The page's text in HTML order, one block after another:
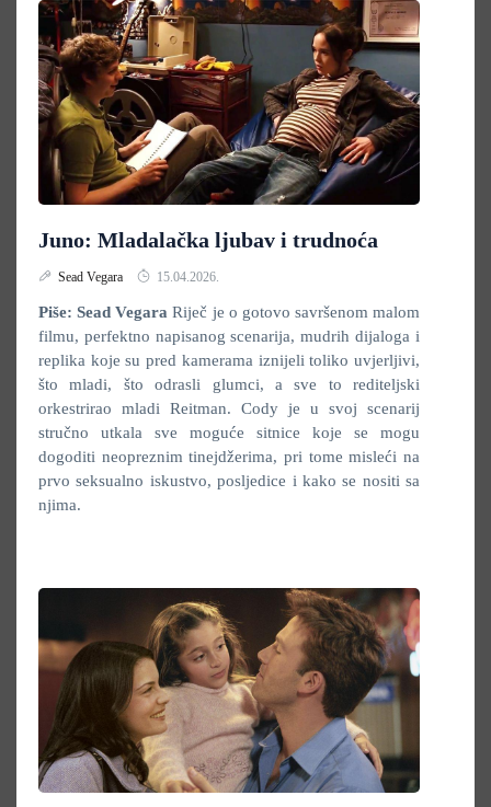
Juno: Mladalačka ljubav i trudnoća
Sead Vegara 15.04.2026.
Piše: Sead Vegara Riječ je o gotovo savršenom malom
filmu, perfektno napisanog scenarija, mudrih dijaloga i
replika koje su pred kamerama iznijeli toliko uvjerljivi,
što mladi, što odrasli glumci, a sve to rediteljski
orkestrirao mladi Reitman. Cody je u svoj scenarij
stručno utkala sve moguće sitnice koje se mogu
dogoditi neopreznim tinejdžerima, pri tome misleći na
prvo seksualno iskustvo, posljedice i kako se nositi sa
njima.